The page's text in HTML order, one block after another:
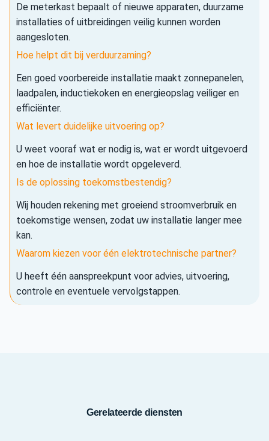
De meterkast bepaalt of nieuwe apparaten, duurzame
installaties of uitbreidingen veilig kunnen worden
aangesloten.
Hoe helpt dit bij verduurzaming?
Een goed voorbereide installatie maakt zonnepanelen,
laadpalen, inductiekoken en energieopslag veiliger en
efficiënter.
Wat levert duidelijke uitvoering op?
U weet vooraf wat er nodig is, wat er wordt uitgevoerd
en hoe de installatie wordt opgeleverd.
Is de oplossing toekomstbestendig?
Wij houden rekening met groeiend stroomverbruik en
toekomstige wensen, zodat uw installatie langer mee
kan.
Waarom kiezen voor één elektrotechnische partner?
U heeft één aanspreekpunt voor advies, uitvoering,
controle en eventuele vervolgstappen.
Gerelateerde diensten